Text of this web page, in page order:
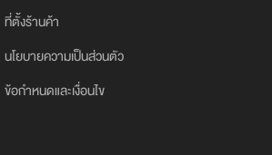
ที่ตั้งร้านค้า
นโยบายความเป็นส่วนตัว
ข้อกำหนดและเงื่อนไข